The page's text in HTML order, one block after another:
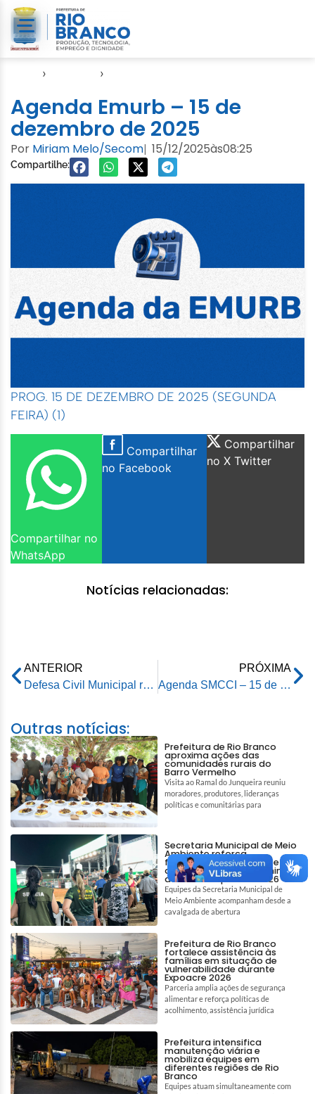
› ›
Agenda Emurb – 15 de
dezembro de 2025
Por Miriam Melo/Secom| 15/12/2025às08:25
Compartilhe:
PROG. 15 DE DEZEMBRO DE 2025 (SEGUNDA
FEIRA) (1)
Compartilhar no
WhatsApp
Compartilhar
no Facebook
Compartilhar
no X Twitter
Notícias relacionadas:
ANTERIOR
Defesa Civil Municipal realiza simulado de alerta de desastres naturais em todo o Acre
PRÓXIMA
Agenda SMCCI – 15 de dezembro de 2025
Outras notícias:
Prefeitura de Rio Branco
aproxima ações das
comunidades rurais do
Barro Vermelho
Visita ao Ramal do Junqueira reuniu
moradores, produtores, lideranças
políticas e comunitárias para
Secretaria Municipal de Meio
Ambiente reforça
fiscalização ambiental e
ações de bem-estar animal
durante a Expoacre 2026
Equipes da Secretaria Municipal de
Meio Ambiente acompanham desde a
cavalgada de abertura
Prefeitura de Rio Branco
fortalece assistência às
famílias em situação de
vulnerabilidade durante
Expoacre 2026
Parceria amplia ações de segurança
alimentar e reforça políticas de
acolhimento, assistência jurídica
Prefeitura intensifica
manutenção viária e
mobiliza equipes em
diferentes regiões de Rio
Branco
Equipes atuam simultaneamente com